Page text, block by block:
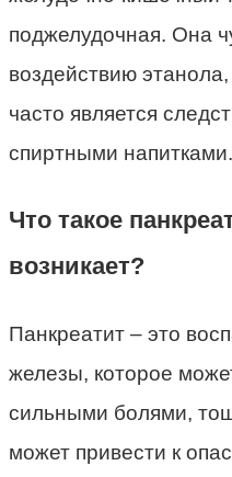
поджелудочная. Она
воздействию
часто является
спиртными напитками.
Что такое
возникает?
Панкреатит – это
железы, которое
сильными болями,
может привести к